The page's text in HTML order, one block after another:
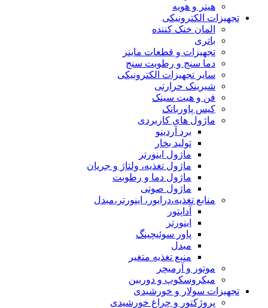
هیتر و هویه
تجهیزات الکترونیکی
المان خنک کننده
باتری
تجهیزات و قطعات ماینر
دما سنج و رطوبت سنج
سایر تجهیزات الکترونیکی
شیرینک حرارتی
فن و هیت سینک
کیس پاوربانک
ماژول های کاربردی
برد آردینو
تولید بخار
ماژول اینورتر
ماژول تغذیه، ولتاژ و جریان
ماژول دما و رطوبت
ماژول صوتی
منابع تغذیه،درایور، اینورتر،مبدل
آداپتور
اینورتر
پاور سوئیچینگ
مبدل
منبع تغذیه متغیر
موتور و آرمیچر
میکروسکوپ و دوربین
تجهیزات سولار و خورشیدی
پروژکتور و چراغ خورشیدی